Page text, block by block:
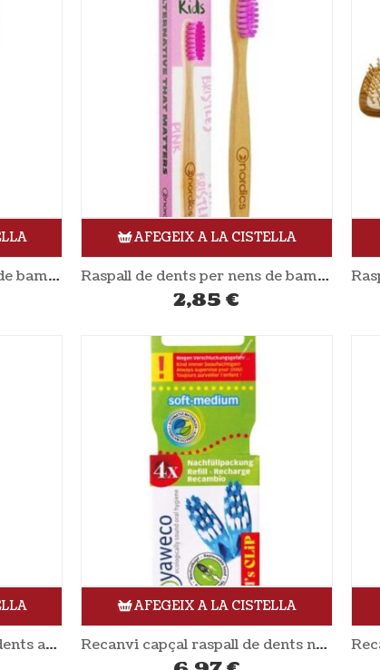
Raspall de dents per nens de bambú groc NORDICS
AFEGEIX A LA CISTELLA
Raspall de dents per nens de bambú rosa NORDICS
2,85 €
Recanvi capçal raspall de dents adults 4 unitats YAWECO
AFEGEIX A LA CISTELLA
Recanvi capçal raspall de dents nens blau 4 unitats YAWECO